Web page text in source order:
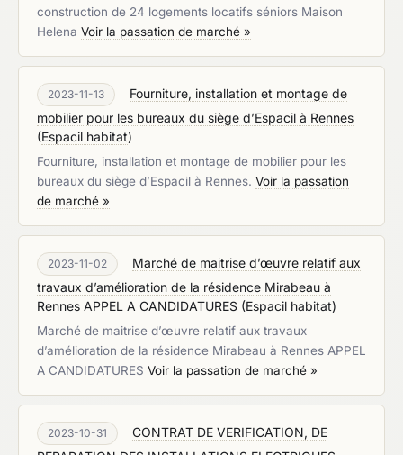
construction de 24 logements locatifs séniors Maison
Helena Voir la passation de marché »
2023-11-13
Fourniture, installation et montage de
mobilier pour les bureaux du siège d’Espacil à Rennes
(Espacil habitat)
Fourniture, installation et montage de mobilier pour les
bureaux du siège d’Espacil à Rennes. Voir la passation
de marché »
2023-11-02
Marché de maitrise d’œuvre relatif aux
travaux d’amélioration de la résidence Mirabeau à
Rennes APPEL A CANDIDATURES (Espacil habitat)
Marché de maitrise d’œuvre relatif aux travaux
d’amélioration de la résidence Mirabeau à Rennes APPEL
A CANDIDATURES Voir la passation de marché »
2023-10-31
CONTRAT DE VERIFICATION, DE